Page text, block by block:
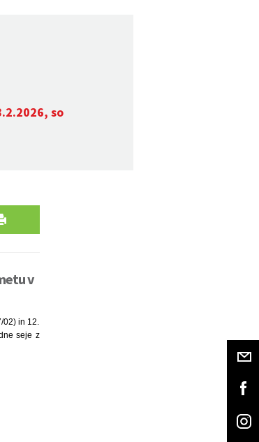
so
v
02) in 12.
seje z